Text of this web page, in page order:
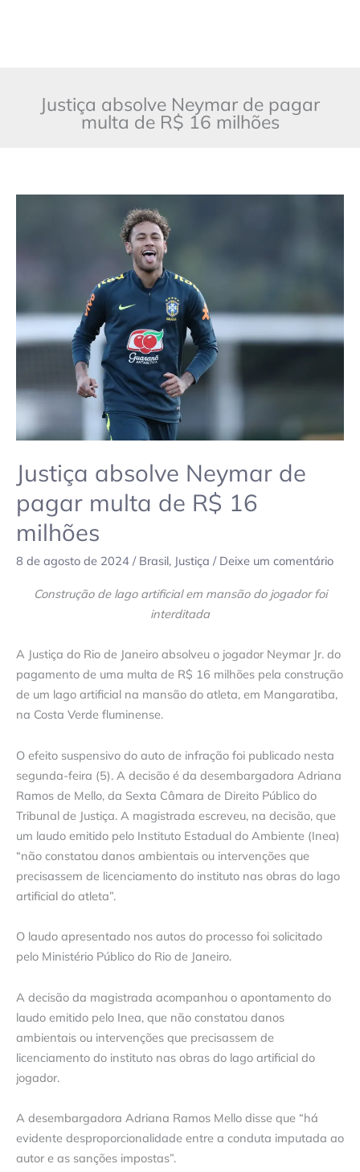
Justiça absolve Neymar de pagar
multa de R$ 16 milhões
Justiça absolve Neymar de
pagar multa de R$ 16
milhões
8 de agosto de 2024 / Brasil, Justiça / Deixe um comentário
Construção de lago artificial em mansão do jogador foi
interditada
A Justiça do Rio de Janeiro absolveu o jogador Neymar Jr. do
pagamento de uma multa de R$ 16 milhões pela construção
de um lago artificial na mansão do atleta, em Mangaratiba,
na Costa Verde fluminense.
O efeito suspensivo do auto de infração foi publicado nesta
segunda-feira (5). A decisão é da desembargadora Adriana
Ramos de Mello, da Sexta Câmara de Direito Público do
Tribunal de Justiça. A magistrada escreveu, na decisão, que
um laudo emitido pelo Instituto Estadual do Ambiente (Inea)
“não constatou danos ambientais ou intervenções que
precisassem de licenciamento do instituto nas obras do lago
artificial do atleta”.
O laudo apresentado nos autos do processo foi solicitado
pelo Ministério Público do Rio de Janeiro.
A decisão da magistrada acompanhou o apontamento do
laudo emitido pelo Inea, que não constatou danos
ambientais ou intervenções que precisassem de
licenciamento do instituto nas obras do lago artificial do
jogador.
A desembargadora Adriana Ramos Mello disse que “há
evidente desproporcionalidade entre a conduta imputada ao
autor e as sanções impostas”.
de
R$
milhões